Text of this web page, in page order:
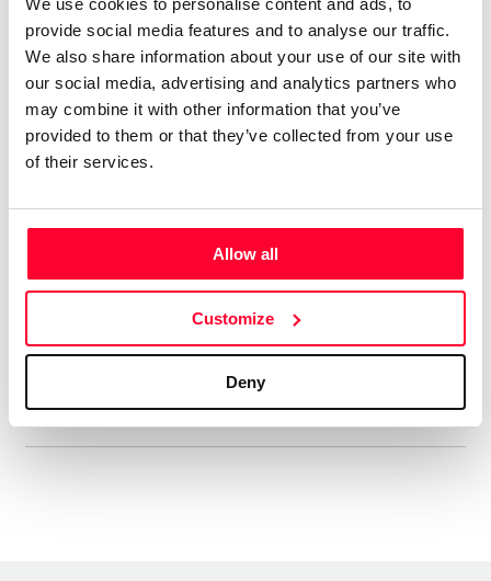
We use cookies to personalise content and ads, to
provide social media features and to analyse our traffic.
We also share information about your use of our site with
our social media, advertising and analytics partners who
may combine it with other information that you’ve
provided to them or that they’ve collected from your use
of their services.
Allow all
Customize
Deny
Tengo 74 álbumes en el mercado
digital, con el alias de aRPA”
Soy licenciado en Historia Antigua. Siempre me ha gustado
la música, y he tocado y compuesto en un grupo de rock
celta allá por los ochenta. En música tengo un año de piano,
sobre todo Beethoven, y la Ópera, en la que me declaro fan
de Wagner y los compositores rusos del Grupo de lis Cinco.
así que me viene de lejos. En ese estilo admiro sobre todo a
Vangelis y Kitaro.